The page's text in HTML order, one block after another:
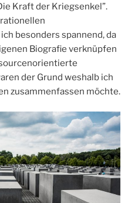
Kraft der Kriegsenkel”.
besonders spannend, da
Biografie verknüpfen
der Grund weshalb ich
zusammenfassen möchte.